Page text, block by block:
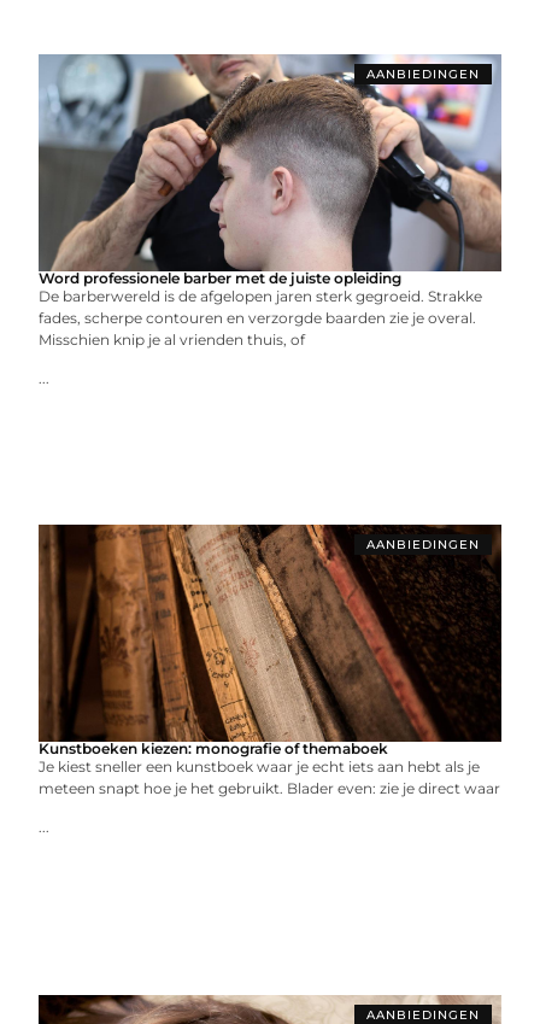
AANBIEDINGEN
Word professionele barber met de juiste opleiding
De barberwereld is de afgelopen jaren sterk gegroeid. Strakke
fades, scherpe contouren en verzorgde baarden zie je overal.
Misschien knip je al vrienden thuis, of
...
AANBIEDINGEN
Kunstboeken kiezen: monografie of themaboek
Je kiest sneller een kunstboek waar je echt iets aan hebt als je
meteen snapt hoe je het gebruikt. Blader even: zie je direct waar
...
AANBIEDINGEN